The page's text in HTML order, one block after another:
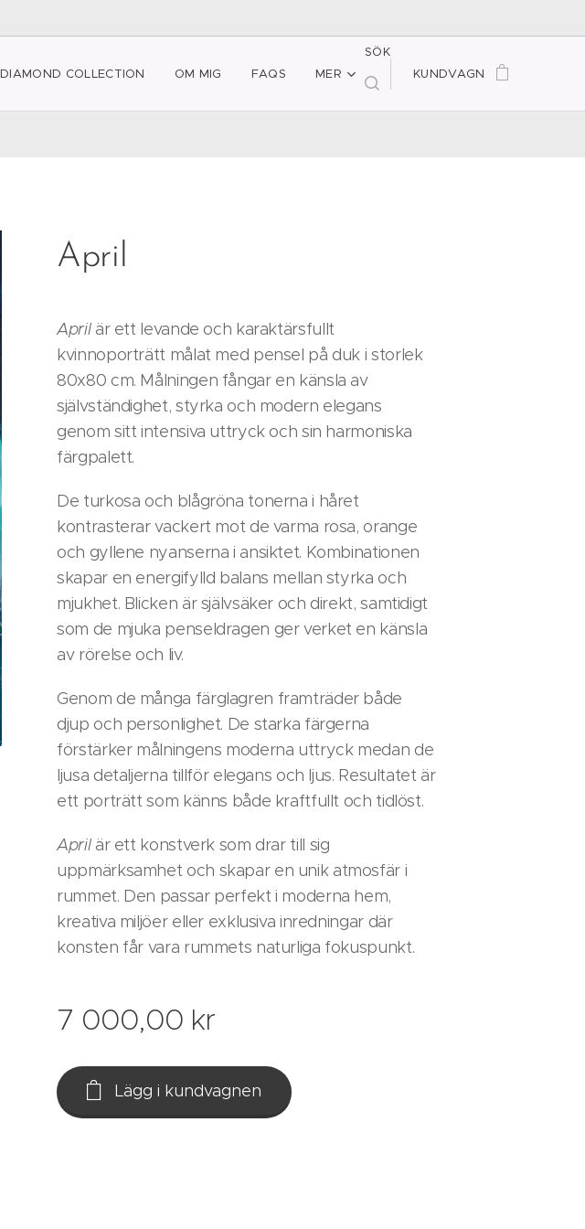
DIAMOND COLLECTION OM MIG FAQS MER
SÖK
KUNDVAGN
April
Aprilär ett levande och karaktärsfullt
kvinnoporträtt målat med pensel på duk i storlek
80x80 cm. Målningen fångar en känsla av
självständighet, styrka och modern elegans
genom sitt intensiva uttryck och sin harmoniska
färgpalett.
De turkosa och blågröna tonerna i håret
kontrasterar vackert mot de varma rosa, orange
och gyllene nyanserna i ansiktet. Kombinationen
skapar en energifylld balans mellan styrka och
mjukhet. Blicken är självsäker och direkt, samtidigt
som de mjuka penseldragen ger verket en känsla
av rörelse och liv.
Genom de många färglagren framträder både
djup och personlighet. De starka färgerna
förstärker målningens moderna uttryck medan de
ljusa detaljerna tillför elegans och ljus. Resultatet är
ett porträtt som känns både kraftfullt och tidlöst.
Aprilär ett konstverk som drar till sig
uppmärksamhet och skapar en unik atmosfär i
rummet. Den passar perfekt i moderna hem,
kreativa miljöer eller exklusiva inredningar där
konsten får vara rummets naturliga fokuspunkt.
7 000,00 kr
Lägg i kundvagnen